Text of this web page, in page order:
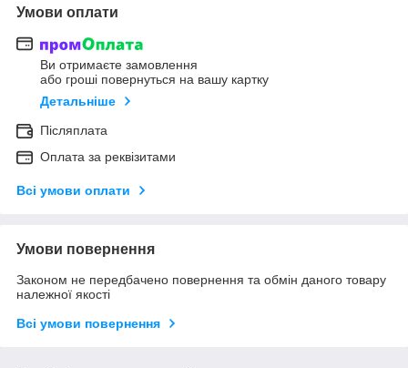
Умови оплати
Ви отримаєте замовлення
або гроші повернуться на вашу картку
Детальніше
Післяплата
Оплата за реквізитами
Всі умови оплати
Умови повернення
Законом не передбачено повернення та обмін даного товару
належної якості
Всі умови повернення